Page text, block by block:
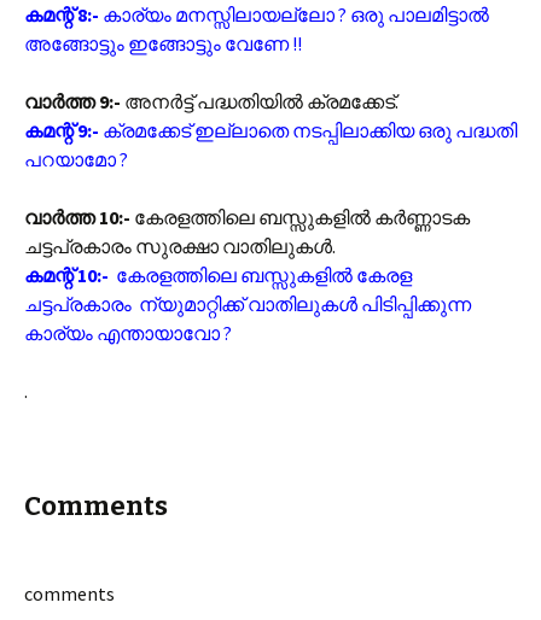
കമന്റ് 8:- കാര്യം മനസ്സിലായല്ലോ ? ഒരു പാലമിട്ടാൽ
അങ്ങോട്ടും ഇങ്ങോട്ടും വേണേ !!
വാർത്ത 9:- അനർട്ട് പദ്ധതിയിൽ ക്രമക്കേട്.
കമന്റ് 9:- ക്രമക്കേട് ഇല്ലാതെ നടപ്പിലാക്കിയ ഒരു പദ്ധതി
പറയാമോ ?
വാർത്ത 10:- കേരളത്തിലെ ബസ്സുകളിൽ കർണ്ണാടക
ചട്ടപ്രകാരം സുരക്ഷാ വാതിലുകൾ.
കമന്റ് 10:- കേരളത്തിലെ ബസ്സുകളിൽ കേരള
ചട്ടപ്രകാരം ന്യുമാറ്റിക്ക് വാതിലുകൾ പിടിപ്പിക്കുന്ന
കാര്യം എന്തായാവോ ?
.
Comments
comments